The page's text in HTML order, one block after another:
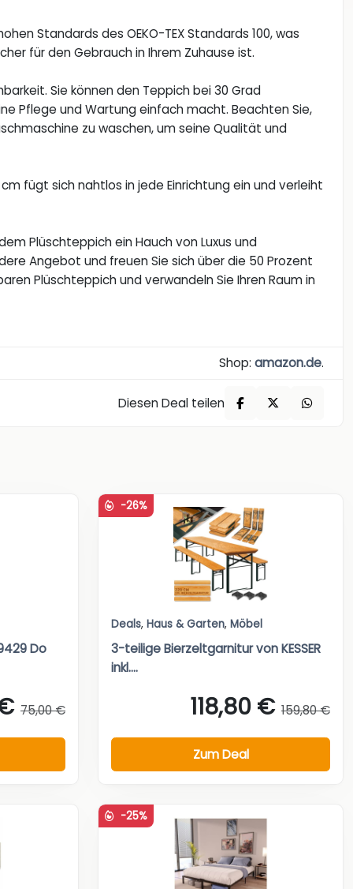
Standards des OEKO-TEX Standards 100, was
für den Gebrauch in Ihrem Zuhause ist.
Sie können den Teppich bei 30 Grad
Pflege und Wartung einfach macht. Beachten Sie,
zu waschen, um seine Qualität und
fügt sich nahtlos in jede Einrichtung ein und verleiht
Plüschteppich ein Hauch von Luxus und
Angebot und freuen Sie sich über die 50 Prozent
Plüschteppich und verwandeln Sie Ihren Raum in
Shop: amazon.de.
Diesen Deal teilen
Do
75,00 €
-26%
Deals, Haus & Garten, Möbel
3-teilige Bierzeltgarnitur von KESSER
inkl....
118,80 € 159,80 €
Zum Deal
-25%